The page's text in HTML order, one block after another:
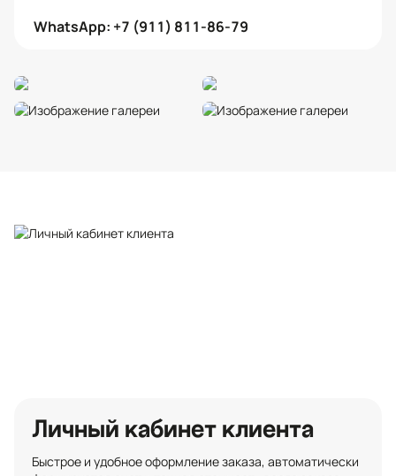
WhatsApp: +7 (911) 811-86-79
Личный кабинет клиента
Быстрое и удобное оформление заказа, автоматически